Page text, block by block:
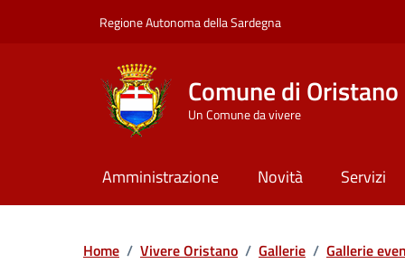
Regione Autonoma della Sardegna
Comune di Oristano
Un Comune da vivere
Amministrazione Novità Servizi
Home / Vivere Oristano / Gallerie / Gallerie